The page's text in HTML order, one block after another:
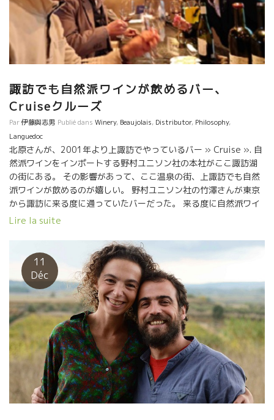
諏訪でも自然派ワインが飲めるバー、
Cruiseクルーズ
Par伊藤與志男 Publié dans Winery, Beaujolais, Distributor, Philosophy,
Languedoc
北原さんが、2001年より上諏訪でやっているバー » Cruise ». 自
然派ワインをインポートする野村ユニソン社の本社がここ諏訪湖
の街にある。 その影響があって、ここ温泉の街、上諏訪でも自然
派ワインが飲めるのが嬉しい。 野村ユニソン社の竹澤さんが東京
から諏訪に来る度に通っていたバーだった。 来る度に自然派ワイ
ンを持ち込んで北原さんと飲んでいる内に、北原さんも自然派ワ
た。 こんなワイン達がありました。 フィリップ・ジャンボンのア
レ・レ・ヴェール Allez les Verres!!! 明日、日本にやって
来るラングドック地方のEscarpoletteエスカルポレット醸造の
Ivo Ferreiraイヴォ・フェレラのワインもありました。 あさ、
イヴォIvoファンの皆さん！！来週、Julieと一緒に、日本にやっ
て来ますよ
Lire la suite
11
Déc